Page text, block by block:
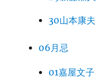
30山本康夫
06月忌
01嘉屋文子